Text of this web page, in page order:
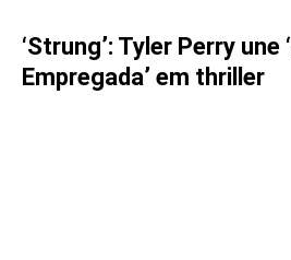
‘Strung’: Tyler Perry une
Empregada’ em thriller